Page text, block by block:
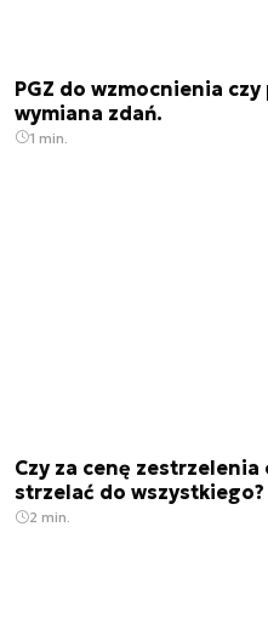
PGZ do wzmocnienia
wymiana zdań.
1 min.
Czy za cenę
strzelać do wszystkiego?
2 min.